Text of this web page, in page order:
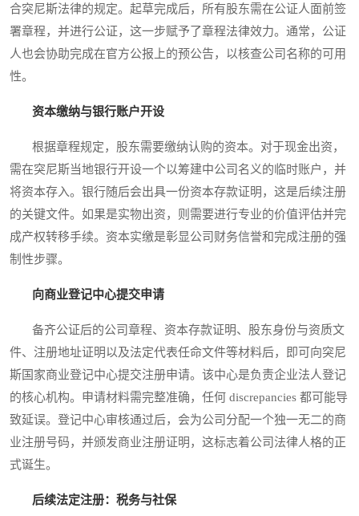
合突尼斯法律的规定。起草完成后，所有股东需在公证人面前签
署章程，并进行公证，这一步赋予了章程法律效力。通常，公证
人也会协助完成在官方公报上的预公告，以核查公司名称的可用
性。
资本缴纳与银行账户开设
根据章程规定，股东需要缴纳认购的资本。对于现金出资，
需在突尼斯当地银行开设一个以筹建中公司名义的临时账户，并
将资本存入。银行随后会出具一份资本存款证明，这是后续注册
的关键文件。如果是实物出资，则需要进行专业的价值评估并完
成产权转移手续。资本实缴是彰显公司财务信誉和完成注册的强
制性步骤。
向商业登记中心提交申请
备齐公证后的公司章程、资本存款证明、股东身份与资质文
件、注册地址证明以及法定代表任命文件等材料后，即可向突尼
斯国家商业登记中心提交注册申请。该中心是负责企业法人登记
的核心机构。申请材料需完整准确，任何 discrepancies 都可能导
致延误。登记中心审核通过后，会为公司分配一个独一无二的商
业注册号码，并颁发商业注册证明，这标志着公司法律人格的正
式诞生。
后续法定注册：税务与社保